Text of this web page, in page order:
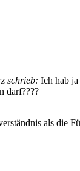
schrieb: Ich hab
darf????
als die